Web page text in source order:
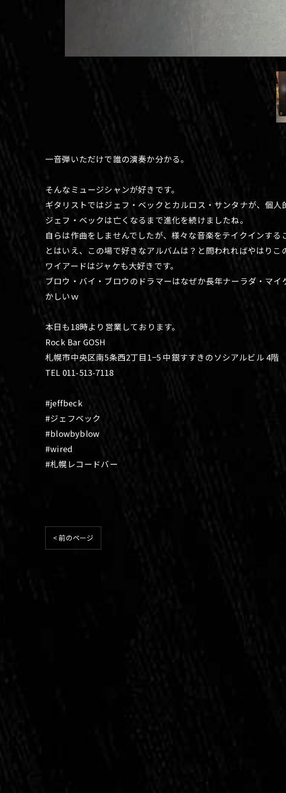
一音弾いただけで誰の演奏か分かる。
そんなミュージシャンが好きです。
ギタリストではジェフ・ベックとカルロス・サンタナが、個人
ジェフ・ベックは亡くなるまで進化を続けましたね。
自らは作曲をしませんでしたが、様々な音楽をテイクインする
とはいえ、この場で好きなアルバムは？と問われればやはりこ
ワイアードはジャケも大好きです。
ブロウ・バイ・ブロウのドラマーはなぜか長年ナーラダ・マ
かしいｗ
本日も18時より営業しております。
Rock Bar GOSH
札幌市中央区南5条西2丁目1−5 中銀すすきのソシアルビル 4階
TEL 011-513-7118
#jeffbeck
#ジェフベック
#blowbyblow
#wired
#札幌レコードバー
< 前のページ